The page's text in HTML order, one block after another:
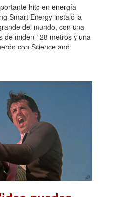
hito en energía
Smart Energy instaló la
del mundo, con una
de miden 128 metros y una
con Science and